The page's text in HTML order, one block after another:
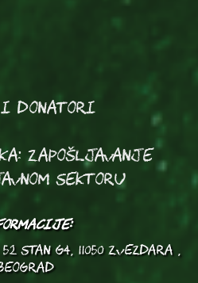
Zapošljavanje
sektoru
stan G4, 11050 Zvezdara ,